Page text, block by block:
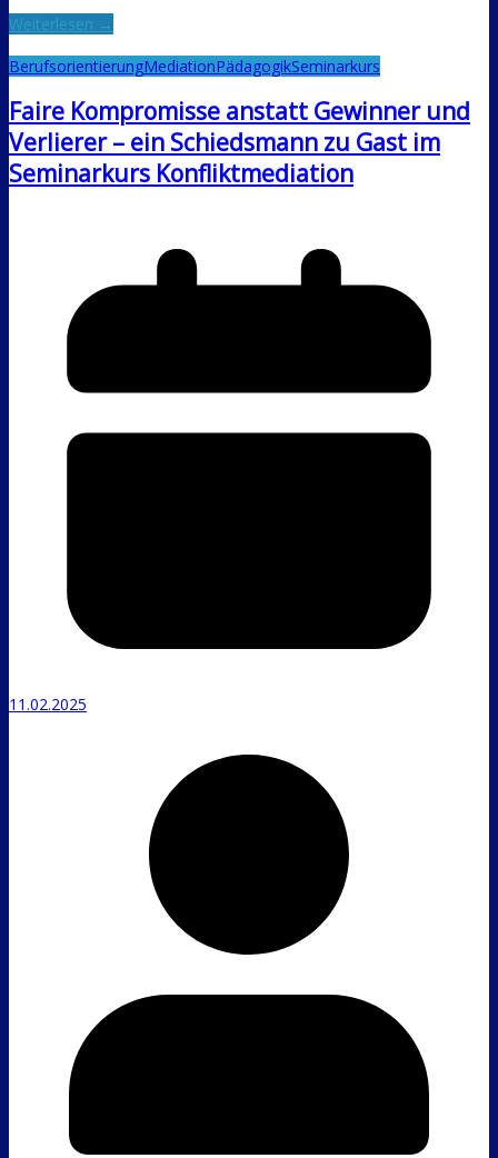
Weiterlesen →
BerufsorientierungMediationPädagogikSeminarkurs
Faire Kompromisse anstatt Gewinner und
Verlierer – ein Schiedsmann zu Gast im
Seminarkurs Konfliktmediation
11.02.2025